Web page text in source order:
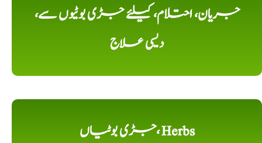
جریان، احتلام، کیلئے جڑی بوٹیوں سے،
دیسی علاج
جڑی بوٹیاں، Herbs